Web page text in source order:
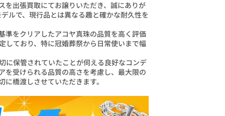
を出張買取にてお譲りいただき、誠にありが
ルで、現行品とは異なる趣と確かな耐久性を
準をクリアしたアコヤ真珠の品質を高く評価
しており、特に冠婚葬祭から日常使いまで幅
に保管されていたことが伺える良好なコンデ
を受けられる品質の高さを考慮し、最大限の
橋渡しさせていただきます。